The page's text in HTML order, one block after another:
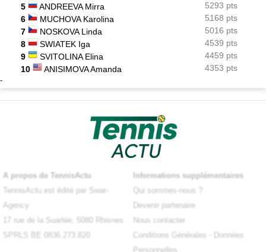
5
ANDREEVA Mirra
5293 pts
6
MUCHOVA Karolina
5168 pts
7
NOSKOVA Linda
5016 pts
8
SWIATEK Iga
4539 pts
9
SVITOLINA Elina
4459 pts
10
ANISIMOVA Amanda 4353 pts
-
A propos de TennisActu
TennisActu est édité par Swar-
Agency
17 rue de la Suarlée, 5080 Rhisnes
SPRLS BE 0836.273.820
Informations supplémentaires
Qui sommes-nous ?
Devenir partenaire
Nous contacter
Conditions Générales
Données
Personnelles